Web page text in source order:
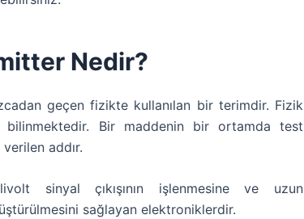
Nedir?
geçen fizikte kullanılan bir terimdir. Fizik
bilinmektedir. Bir maddenin bir ortamda test
addır.
sinyal çıkışının işlenmesine ve uzun
sağlayan elektroniklerdir.